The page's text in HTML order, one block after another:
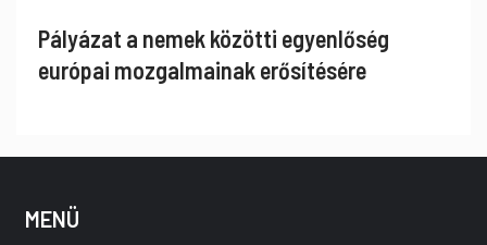
Pályázat a nemek közötti egyenlőség
európai mozgalmainak erősítésére
MENÜ